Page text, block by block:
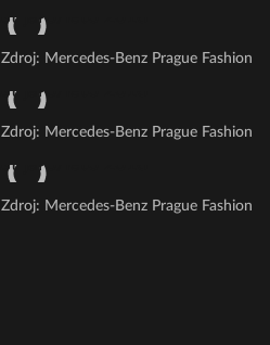
Zdroj: Mercedes-Benz Prague Fashion
Zdroj: Mercedes-Benz Prague Fashion
Zdroj: Mercedes-Benz Prague Fashion